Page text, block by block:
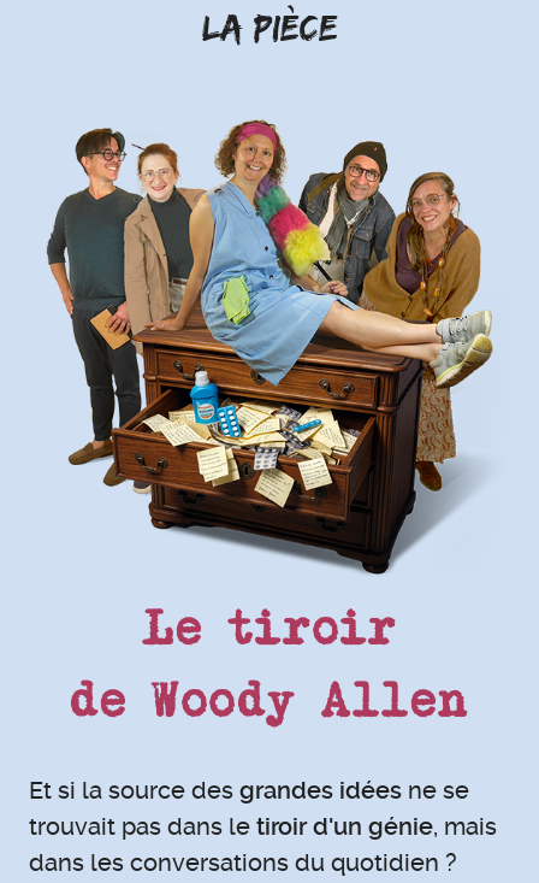
la Pièce
Le tiroir
de Woody Allen
Et si la source des grandes idées ne se
trouvait pas dans le tiroir d'un génie, mais
dans les conversations du quotidien ?